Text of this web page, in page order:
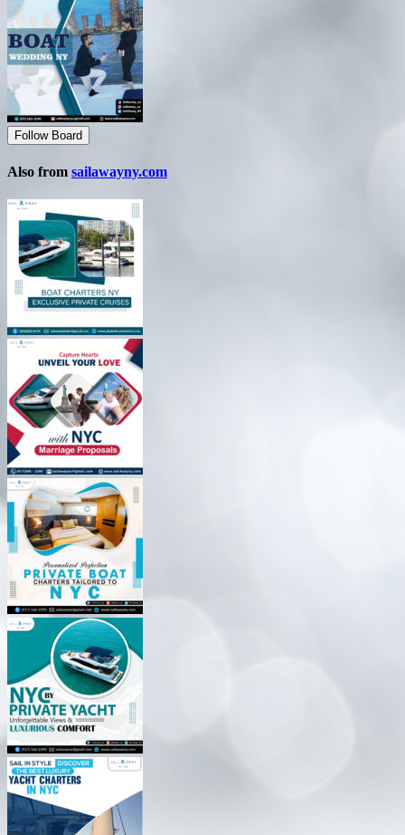
Follow Board
Also from sailawayny.com